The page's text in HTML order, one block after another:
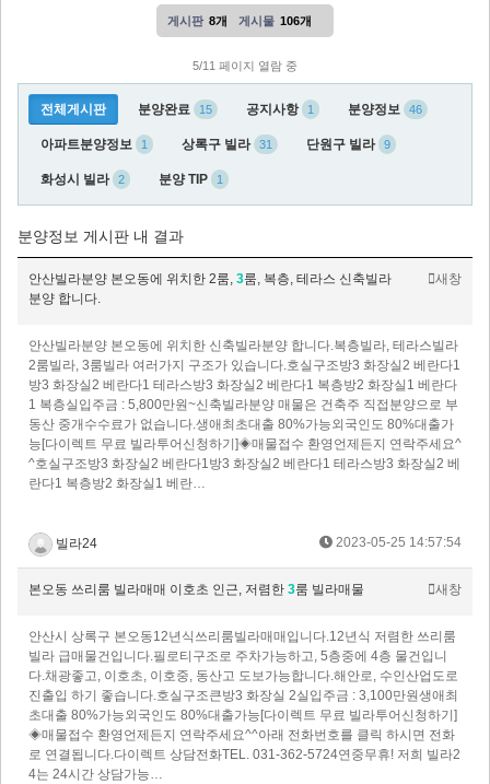
게시판 8개 게시물 106개
5/11 페이지 열람 중
전체게시판 분양완료 15 공지사항 1 분양정보 46
아파트분양정보 1 상록구 빌라 31 단원구 빌라 9
화성시 빌라 2 분양 TIP 1
분양정보 게시판 내 결과
안산빌라분양 본오동에 위치한 2룸, 3룸, 복층, 테라스 신축빌라
분양 합니다.
새창
안산빌라분양 본오동에 위치한 신축빌라분양 합니다.복층빌라, 테라스빌라
2룸빌라, 3룸빌라 여러가지 구조가 있습니다.​호실구조방3 화장실2 베란다1
방3 화장실2 베란다1 테라스방3 화장실2 베란다1 복층방2 화장실1 베란다
1 복층실입주금 : 5,800만원~신축빌라분양 매물은 건축주 직접분양으로 부
동산 중개수수료가 없습니다.​생애최초대출 80%가능외국인도 80%대출가
능[다이렉트 무료 빌라투어신청하기]◈매물접수 환영언제든지 연락주세요^
^호실구조방3 화장실2 베란다1방3 화장실2 베란다1 테라스방3 화장실2 베
란다1 복층방2 화장실1 베란…
빌라24 2023-05-25 14:57:54
본오동 쓰리룸 빌라매매 이호초 인근, 저렴한 3룸 빌라매물 새창
안산시 상록구 본오동12년식쓰리룸빌라매매입니다.12년식 저렴한 쓰리룸
빌라 급매물건입니다.필로티구조로 주차가능하고, 5층중에 4층 물건입니
다.채광좋고, 이호초, 이호중, 동산고 도보가능합니다.해안로, 수인산업도로
진출입 하기 좋습니다.​호실구조큰방3 화장실 2실입주금 : 3,100만원​생애최
초대출 80%가능외국인도 80%대출가능[다이렉트 무료 빌라투어신청하기]
◈매물접수 환영언제든지 연락주세요^^아래 전화번호를 클릭 하시면 전화
로 연결됩니다.다이렉트 상담전화 TEL. 031-362-5724 연중무휴! 저희 빌라2
4는 24시간 상담가능…